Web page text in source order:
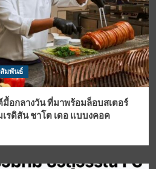
มพันธ์
อกลางวัน ที่มาพร้อมล็อบสเตอร์
รดิสัน ชาโต เดอ แบบงคอค